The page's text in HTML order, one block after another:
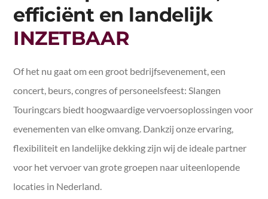
Dagje uit met een bus
Schoolvervoer
Festivalvervoer
Zakelijk vervoer
Bedrijfsuitje
efficiënt en landelijk
INZETBAAR
Of het nu gaat om een groot bedrijfsevenement, een
concert, beurs, congres of personeelsfeest: Slangen
Touringcars biedt hoogwaardige vervoersoplossingen voor
evenementen van elke omvang. Dankzij onze ervaring,
flexibiliteit en landelijke dekking zijn wij de ideale partner
voor het vervoer van grote groepen naar uiteenlopende
locaties in Nederland.